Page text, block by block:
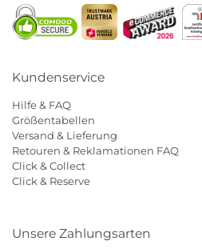
Kundenservice
Hilfe & FAQ
Größentabellen
Versand & Lieferung
Retouren & Reklamationen FAQ
Click & Collect
Click & Reserve
Unsere Zahlungsarten